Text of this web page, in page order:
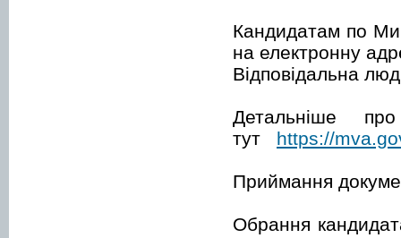
Кандидатам по
на електронну
Відповідальна
Детальніше
тут https://
Приймання
Обрання